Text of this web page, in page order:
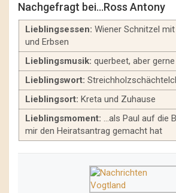
Nachgefragt bei…Ross Antony
Lieblingsessen: Wiener Schnitzel
und Erbsen
Lieblingsmusik: querbeet, aber
Lieblingswort:
Lieblingsort: Kreta und Zuhause
Lieblingsmoment: …als Paul auf die
mir den Heiratsantrag gemacht hat